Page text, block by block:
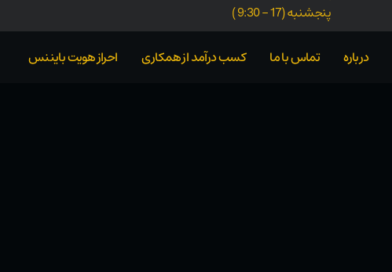
پنجشنبه (17 - 9:30 )
درباره تماس با ما کسب درآمد از همکاری احراز هویت بایننس